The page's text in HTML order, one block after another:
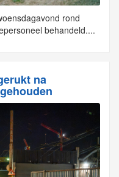
rond
behandeld....
na